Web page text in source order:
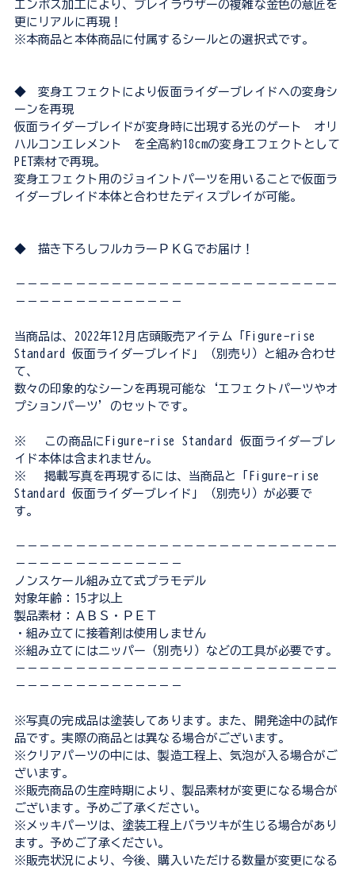
エンボス加工により、ブレイラウザーの複雑な金色の意匠を
更にリアルに再現！
※本商品と本体商品に付属するシールとの選択式です。
◆ 変身エフェクトにより仮面ライダーブレイドへの変身シ
ーンを再現
仮面ライダーブレイドが変身時に出現する光のゲート オリ
ハルコンエレメント を全高約18cmの変身エフェクトとして
PET素材で再現。
変身エフェクト用のジョイントパーツを用いることで仮面ラ
イダーブレイド本体と合わせたディスプレイが可能。
◆ 描き下ろしフルカラーＰＫＧでお届け！
－－－－－－－－－－－－－－－－－－－－－－－－－－－
－－－－－－－－－－－－－－
当商品は、2022年12月店頭販売アイテム「Figure-rise
Standard 仮面ライダーブレイド」（別売り）と組み合わせ
て、
数々の印象的なシーンを再現可能な‘エフェクトパーツやオ
プションパーツ’のセットです。
※ この商品にFigure-rise Standard 仮面ライダーブレ
イド本体は含まれません。
※ 掲載写真を再現するには、当商品と「Figure-rise
Standard 仮面ライダーブレイド」（別売り）が必要で
す。
－－－－－－－－－－－－－－－－－－－－－－－－－－－
－－－－－－－－－－－－－－
ノンスケール組み立て式プラモデル
対象年齢：15才以上
製品素材：ＡＢＳ・ＰＥＴ
・組み立てに接着剤は使用しません
※組み立てにはニッパー（別売り）などの工具が必要です。
－－－－－－－－－－－－－－－－－－－－－－－－－－－
－－－－－－－－－－－－－－
※写真の完成品は塗装してあります。また、開発途中の試作
品です。実際の商品とは異なる場合がございます。
※クリアパーツの中には、製造工程上、気泡が入る場合がご
ざいます。
※販売商品の生産時期により、製品素材が変更になる場合が
ございます。予めご了承ください。
※メッキパーツは、塗装工程上バラツキが生じる場合があり
ます。予めご了承ください。
※販売状況により、今後、購入いただける数量が変更になる